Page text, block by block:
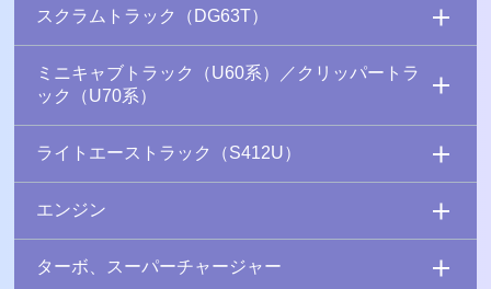
スクラムトラック（DG63T）
ミニキャブトラック（U60系）／クリッパートラ
ック（U70系）
ライトエーストラック（S412U）
エンジン
ターボ、スーパーチャージャー